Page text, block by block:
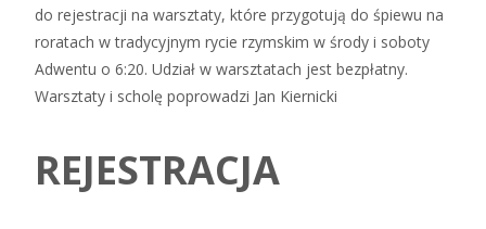
do rejestracji na warsztaty, które przygotują do śpiewu na
roratach w tradycyjnym rycie rzymskim w środy i soboty
Adwentu o 6:20. Udział w warsztatach jest bezpłatny.
Warsztaty i scholę poprowadzi Jan Kiernicki
REJESTRACJA